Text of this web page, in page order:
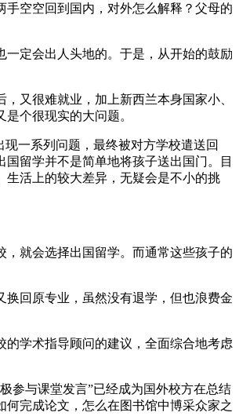
空空回到国内，对外怎么解释？父母的
定会出人头地的。于是，从开始的鼓励
又很难就业，加上新西兰本身国家小、
个很现实的大问题。
一系列问题，最终被对方学校遣送回
留学并不是简单地将孩子送出国门。目
活上的较大差异，无疑会是不小的挑
就会选择出国留学。而通常这些孩子的
回原专业，虽然没有退学，但也浪费金
学术指导顾问的建议，全面综合地考虑
参与课堂发言”已经成为国外校方在总结
完成论文，怎么在图书馆中博采众家之